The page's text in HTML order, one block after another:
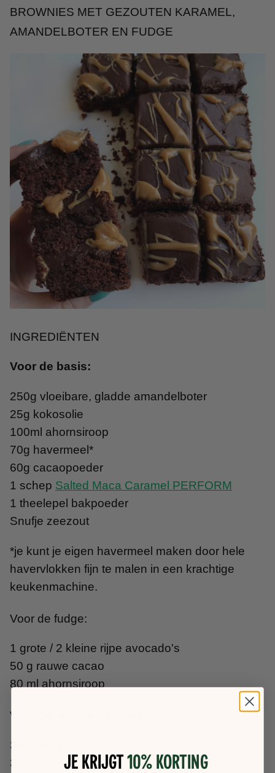
BROWNIES MET GEZOUTEN KARAMEL,
AMANDELBOTER EN FUDGE
INGREDIËNTEN
Voor de basis:
250g vloeibare, gladde amandelboter
25g kokosolie
100ml ahornsiroop
70g havermeel*
60g cacaopoeder
1 schep Salted Maca Caramel PERFORM
1 theelepel bakpoeder
Snufje zeezout
*je kunt je eigen havermeel maken door hele
havervlokken fijn te malen in een krachtige
keukenmachine.
Voor de fudge:
1 grote / 2 kleine rijpe avocado's
50 g rauwe cacao
80 ml ahornsiroop
Voor de gezouten karamelsaus:
3 el tahini
3 el ahornsiroopJe krijgt10% korting